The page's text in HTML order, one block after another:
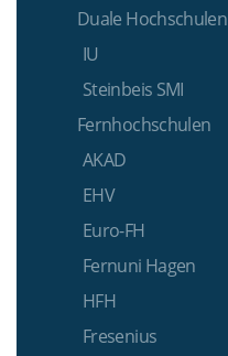
Duale Hochschulen
IU
Steinbeis SMI
Fernhochschulen
AKAD
EHV
Euro-FH
Fernuni Hagen
HFH
Fresenius